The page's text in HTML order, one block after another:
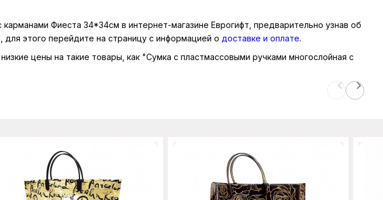
Фиеста 34*34см в интернет-магазине Еврогифт, предварительно узнав об
этого перейдите на страницу с информацией о доставке и оплате.
цены на такие товары, как "Сумка с пластмассовыми ручками многослойная с